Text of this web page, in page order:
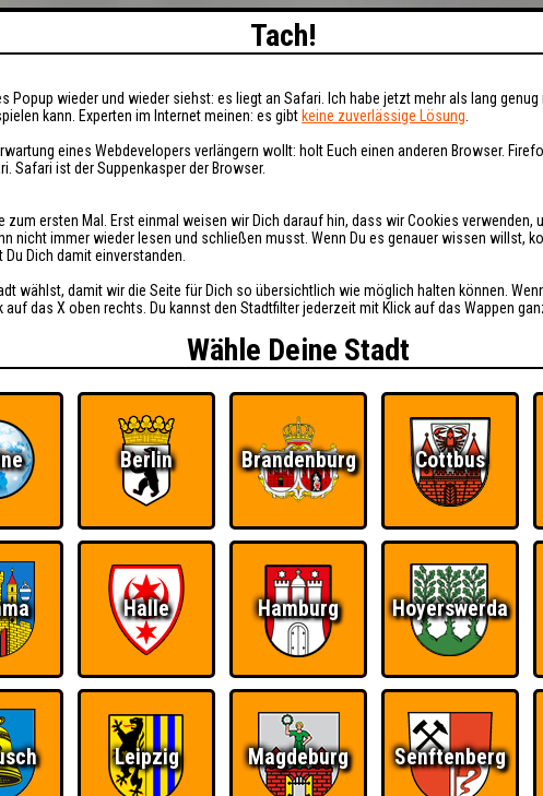
Tach!
Popup wieder und wieder siehst: es liegt an Safari. Ich habe jetzt mehr als lang
kann. Experten im Internet meinen: es gibt keine zuverlässige Lösung
eines Webdevelopers verlängern wollt: holt Euch einen anderen Browser.
Safari ist der Suppenkasper der Browser.
zum ersten Mal. Erst einmal weisen wir Dich darauf hin, dass wir Cookies
nicht immer wieder lesen und schließen musst. Wenn Du es genauer wissen willst,
Dich damit einverstanden.
wählst, damit wir die Seite für Dich so übersichtlich wie möglich halten können.
das X oben rechts. Du kannst den Stadtfilter jederzeit mit Klick auf das Wappen
Wähle Deine Stadt
Berlin Brandenburg Cottbus
Halle Hamburg Hoyerswerda
Leipzig Magdeburg Senftenberg